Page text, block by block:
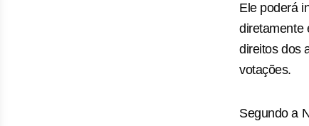
Ele poderá
diretamente
direitos dos
votações.
Segundo a